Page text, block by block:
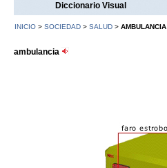
Diccionario Visual
INICIO > SOCIEDAD > SALUD > AMBULANCIA
ambulancia